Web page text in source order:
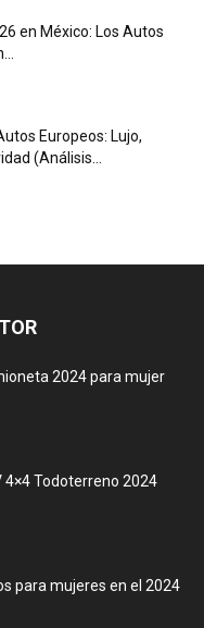
en México: Los Autos
Europeos: Lujo,
(Análisis...
2024 para mujer
4×4 Todoterreno 2024
para mujeres en el 2024